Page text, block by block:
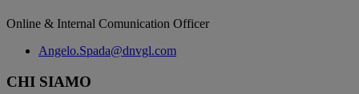
Online & Internal Comunication Officer
Angelo.Spada@dnvgl.com
CHI SIAMO